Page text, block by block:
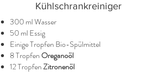
Kühlschrankreiniger
300 ml Wasser
50 ml Essig
Einige Tropfen Bio-Spülmittel
8 Tropfen Oreganoöl
12 TropfenZitronenöl